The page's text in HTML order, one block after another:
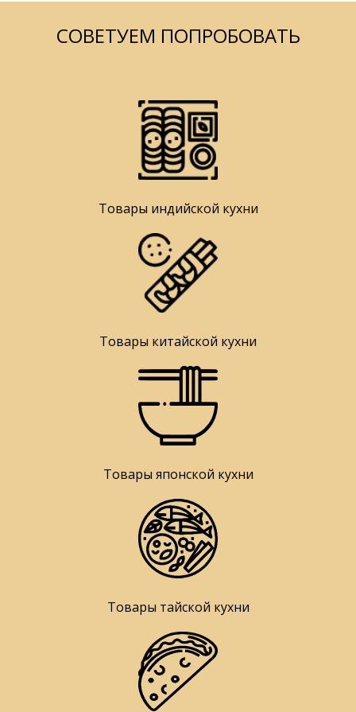
СОВЕТУЕМ ПОПРОБОВАТЬ
Товары индийской кухни
Товары китайской кухни
Товары японской кухни
Товары тайской кухни